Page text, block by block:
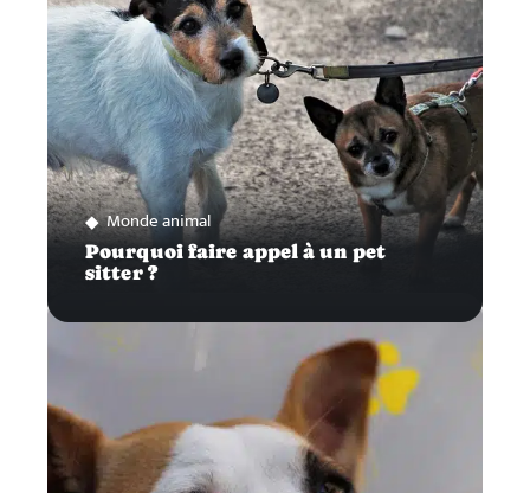
Monde animal
Pourquoi faire appel à un pet
sitter ?